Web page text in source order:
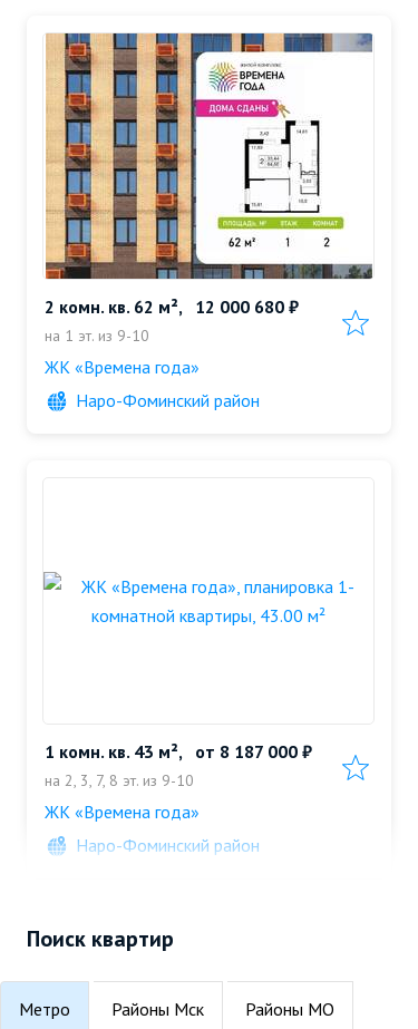
2 комн. кв. 62 м², 12 000 680 ₽
на 1 эт. из 9-10
ЖК «Времена года»
Наро-Фоминский район
1 комн. кв. 43 м², от 8 187 000 ₽
на 2, 3, 7, 8 эт. из 9-10
ЖК «Времена года»
Наро-Фоминский район
Поиск квартир
Метро Районы Мск Районы МО